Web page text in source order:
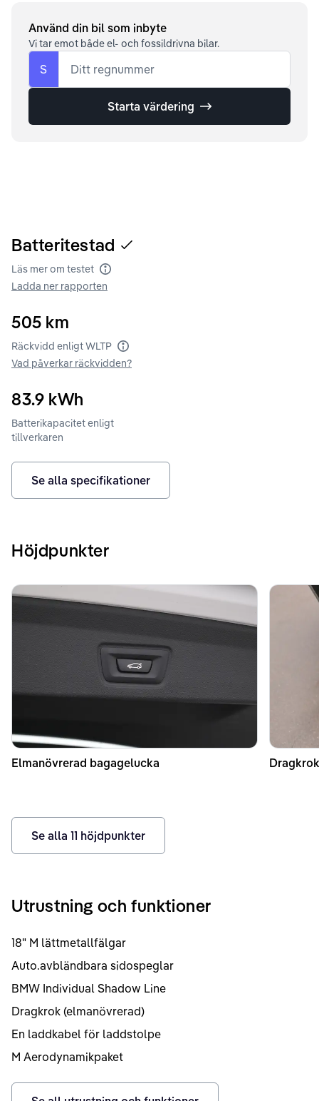
Använd din bil som inbyte
Vi tar emot både el- och fossildrivna bilar.
S Ditt regnummer
Starta värdering
Batteritestad
Läs mer om testet Batteritest
Ladda ner rapporten
505 km
Räckvidd enligt WLTP Räckvidd enligt WLTP
Vad påverkar räckvidden?
83.9 kWh
Batterikapacitet enligt
tillverkaren
Se alla specifikationer
Höjdpunkter
Elmanövrerad bagagelucka
Se alla 11 höjdpunkter
Utrustning och funktioner
18" M lättmetallfälgar
Auto.avbländbara sidospeglar
BMW Individual Shadow Line
Dragkrok (elmanövrerad)
En laddkabel för laddstolpe
M Aerodynamikpaket